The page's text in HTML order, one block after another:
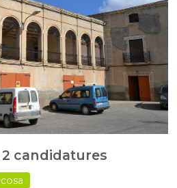
candidatures